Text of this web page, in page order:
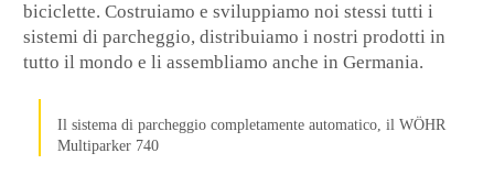
biciclette. Costruiamo e sviluppiamo noi stessi tutti i
sistemi di parcheggio, distribuiamo i nostri prodotti in
tutto il mondo e li assembliamo anche in Germania.
Il sistema di parcheggio completamente automatico, il WÖHR
Multiparker 740